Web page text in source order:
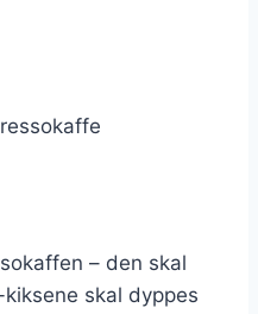
– den skal
skal dyppes